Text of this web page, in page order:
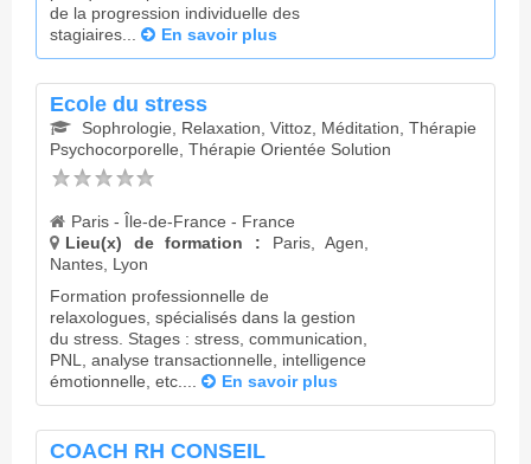
de la progression individuelle des
stagiaires...
En savoir plus
Ecole du stress
Sophrologie, Relaxation, Vittoz, Méditation, Thérapie
Psychocorporelle, Thérapie Orientée Solution
Paris - Île-de-France - France
Lieu(x) de formation : Paris, Agen,
Nantes, Lyon
Formation professionnelle de
relaxologues, spécialisés dans la gestion
du stress. Stages : stress, communication,
PNL, analyse transactionnelle, intelligence
émotionnelle, etc....
En savoir plus
COACH RH CONSEIL